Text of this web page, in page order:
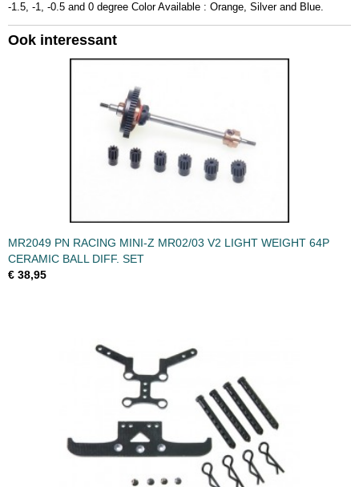
-1.5, -1, -0.5 and 0 degree Color Available : Orange, Silver and Blue.
Ook interessant
MR2049 PN RACING MINI-Z MR02/03 V2 LIGHT WEIGHT 64P
CERAMIC BALL DIFF. SET
€ 38,95